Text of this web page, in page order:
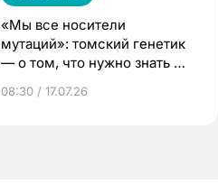
«Мы все носители
мутаций»: томский генетик
— о том, что нужно знать до
08:30 / 17.07.26